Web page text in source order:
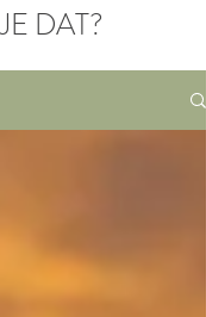
DAT?